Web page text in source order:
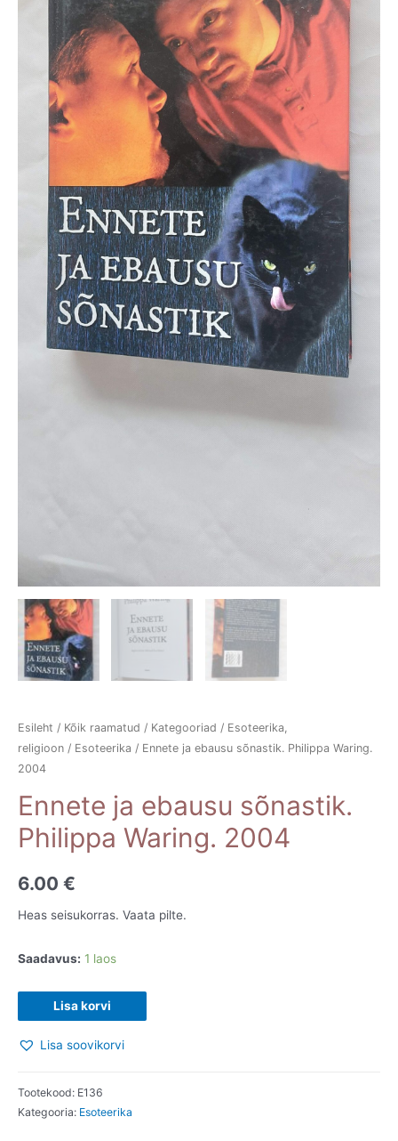
Esileht / Kõik raamatud / Kategooriad / Esoteerika,
religioon / Esoteerika / Ennete ja ebausu sõnastik. Philippa Waring.
2004
Ennete ja ebausu sõnastik.
Philippa Waring. 2004
6.00 €
Heas seisukorras. Vaata pilte.
Saadavus: 1 laos
Ennete
ja
ebausu
Philippa
Waring.
Lisa korvi
Lisa soovikorvi
Tootekood: E136
Kategooria: Esoteerika